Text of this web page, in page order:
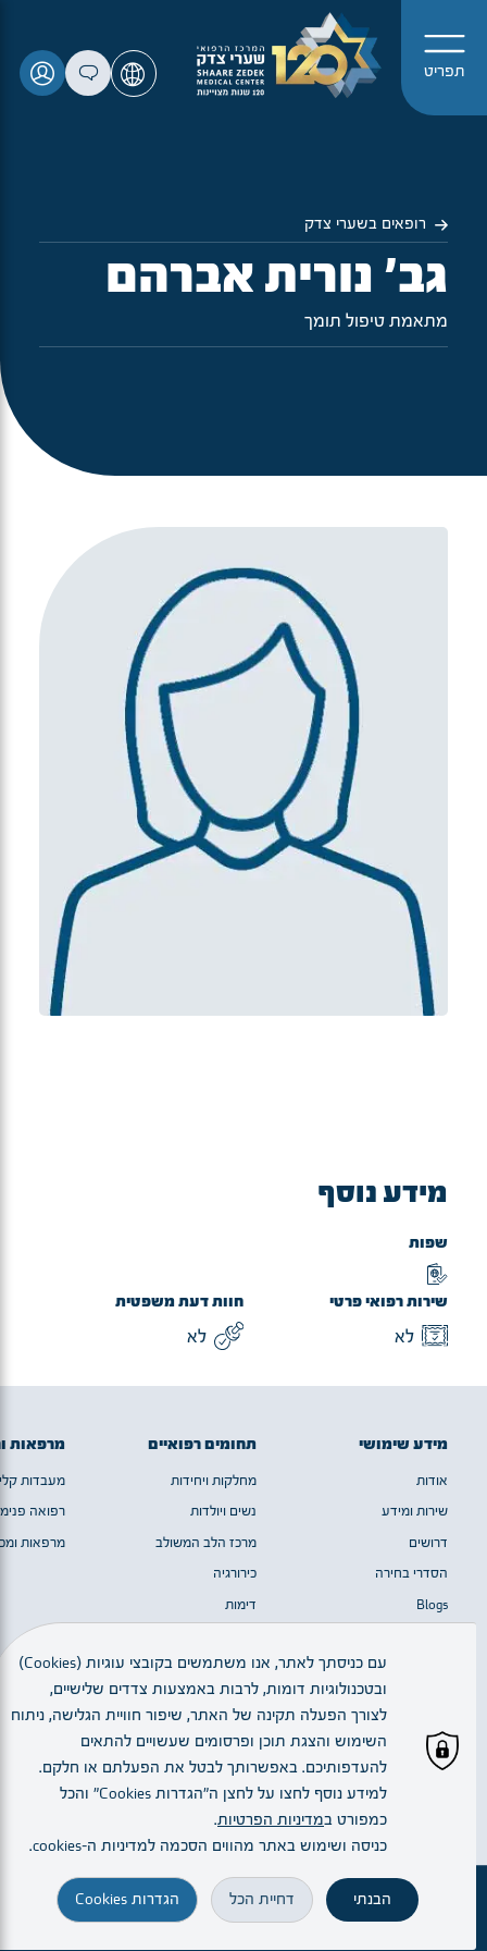
תפריט
זימון תור מחלקות ויחידות הרופא.ה שלי הגעה והתמצאות
רופאים בשערי צדק
גב' נורית אברהם
מתאמת טיפול תומך
מידע נוסף
שפות
שירות רפואי פרטי
לא
חוות דעת משפטית
לא
מידע שימושי
אודות
שירות ומידע
דרושים
הסדרי בחירה
Blogs
תחומים רפואיים
מחלקות ויחידות
נשים ויולדות
מרכז הלב המשולב
כירורגיה
דימות
מרפאות
מעבדות
רפואה
מרפאות
עברית
עם כניסתך לאתר, אנו משתמשים בקובצי עוגיות (Cookies)
ובטכנולוגיות דומות, לרבות באמצעות צדדים שלישיים,
לצורך הפעלה תקינה של האתר, שיפור חוויית הגלישה, ניתוח
השימוש והצגת תוכן ופרסומים שעשויים להתאים
להעדפותיכם. באפשרותך לבטל את הפעלתם או חלקם.
למידע נוסף לחצו על לחצן ה"הגדרות Cookies" והכל
כמפורט במדיניות הפרטיות.
כניסה ושימוש באתר מהווים הסכמה למדיניות ה–cookies.
הבנתי דחיית הכל הגדרות Cookies